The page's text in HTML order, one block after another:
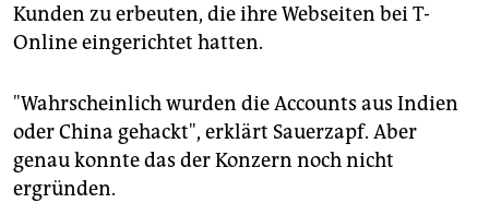
Kunden zu erbeuten, die ihre Webseiten bei T-
Online eingerichtet hatten.
"Wahrscheinlich wurden die Accounts aus Indien
oder China gehackt", erklärt Sauerzapf. Aber
genau konnte das der Konzern noch nicht
ergründen.